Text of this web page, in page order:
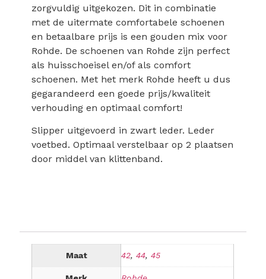
zorgvuldig uitgekozen. Dit in combinatie
met de uitermate comfortabele schoenen
en betaalbare prijs is een gouden mix voor
Rohde. De schoenen van Rohde zijn perfect
als huisschoeisel en/of als comfort
schoenen. Met het merk Rohde heeft u dus
gegarandeerd een goede prijs/kwaliteit
verhouding en optimaal comfort!
Slipper uitgevoerd in zwart leder. Leder
voetbed. Optimaal verstelbaar op 2 plaatsen
door middel van klittenband.
Maat 42,44,45